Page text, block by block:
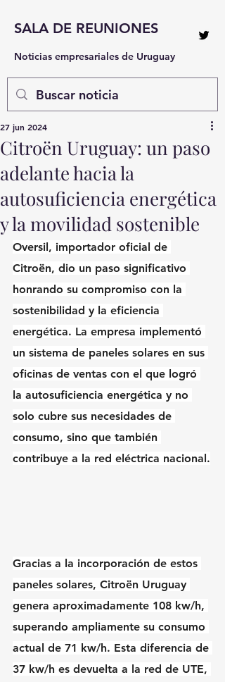
SALA DE REUNIONES
Noticias empresariales de Uruguay
Citroën Uruguay: un paso
adelante hacia la
autosuficiencia energética
y la movilidad sostenible
27 jun 2024
Oversil, importador oficial de
Citroën, dio un paso significativo
honrando su compromiso con la
sostenibilidad y la eficiencia
energética. La empresa implementó
un sistema de paneles solares en sus
oficinas de ventas con el que logró
la autosuficiencia energética y no
solo cubre sus necesidades de
consumo, sino que también
contribuye a la red eléctrica nacional.
Gracias a la incorporación de estos
paneles solares, Citroën Uruguay
genera aproximadamente 108 kw/h,
superando ampliamente su consumo
actual de 71 kw/h. Esta diferencia de
37 kw/h es devuelta a la red de UTE,